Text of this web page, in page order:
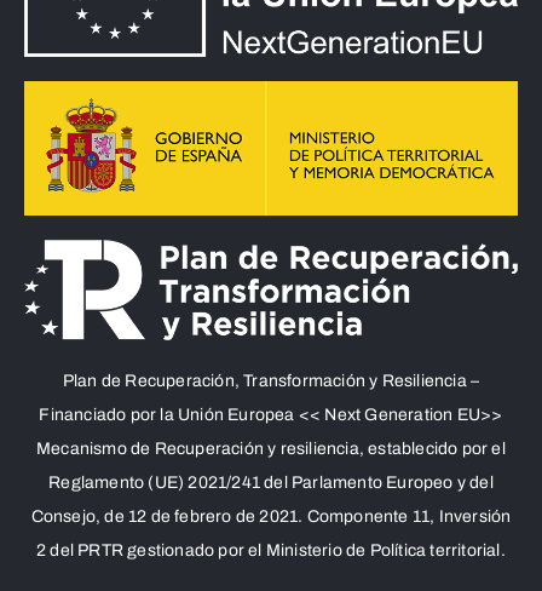
Plan de Recuperación, Transformación y Resiliencia –
Financiado por la Unión Europea << Next Generation EU>>
Mecanismo de Recuperación y resiliencia, establecido por el
Reglamento (UE) 2021/241 del Parlamento Europeo y del
Consejo, de 12 de febrero de 2021. Componente 11, Inversión
2 del PRTR gestionado por el Ministerio de Política territorial.